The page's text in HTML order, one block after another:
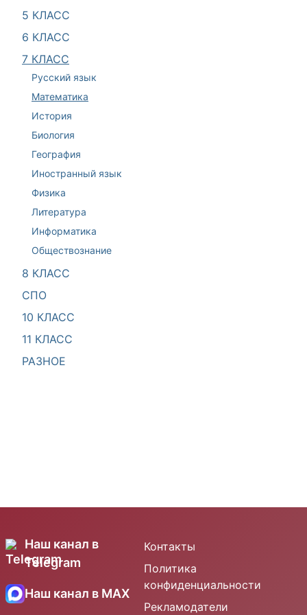
5 КЛАСС
6 КЛАСС
7 КЛАСС
Русский язык
Математика
История
Биология
География
Иностранный язык
Физика
Литература
Информатика
Обществознание
8 КЛАСС
СПО
10 КЛАСС
11 КЛАСС
РАЗНОЕ
Наш канал в
Telegram
Наш канал в MAX
Контакты
Политика
конфиденциальности
Рекламодатели